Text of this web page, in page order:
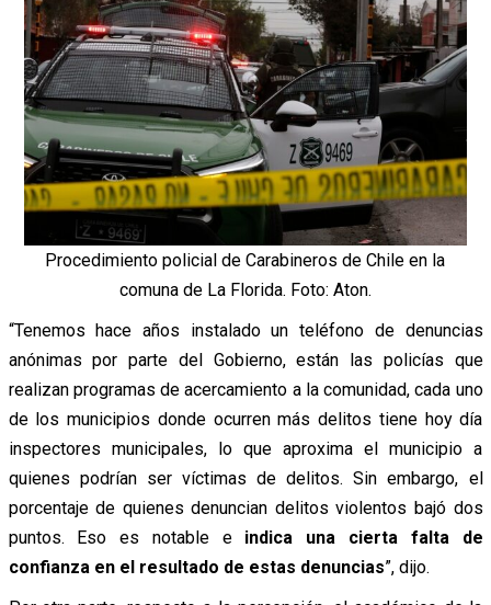
Procedimiento policial de Carabineros de Chile en la
comuna de La Florida. Foto: Aton.
“Tenemos hace años instalado un teléfono de denuncias
anónimas por parte del Gobierno, están las policías que
realizan programas de acercamiento a la comunidad, cada uno
de los municipios donde ocurren más delitos tiene hoy día
inspectores municipales, lo que aproxima el municipio a
quienes podrían ser víctimas de delitos. Sin embargo, el
porcentaje de quienes denuncian delitos violentos bajó dos
puntos. Eso es notable eindica una cierta falta de
confianza en el resultado de estas denuncias”, dijo.